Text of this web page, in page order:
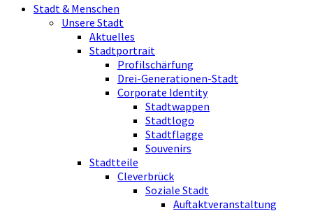
Stadt & Menschen
Unsere Stadt
Aktuelles
Stadtportrait
Profilschärfung
Drei-Generationen-Stadt
Corporate Identity
Stadtwappen
Stadtlogo
Stadtflagge
Souvenirs
Stadtteile
Cleverbrück
Soziale Stadt
Auftaktveranstaltung